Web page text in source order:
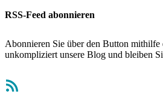
RSS-Feed abonnieren
Abonnieren Sie über den Button mithilfe
unkompliziert unsere Blog und bleiben
RSS-Feed